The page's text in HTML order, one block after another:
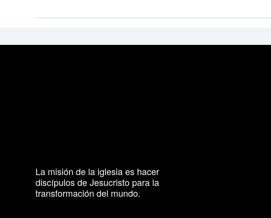
La misión de la iglesia es hacer
discípulos de Jesucristo para la
transformación del mundo.